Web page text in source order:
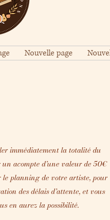
Nouvelle page
immédiatement la totalité du
acompte d’une valeur de 50€
planning de votre artiste, pour
des délais d’attente, et vous
en aurez la possibilité.